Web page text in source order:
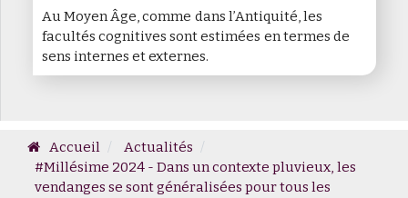
Au Moyen Âge, comme dans l’Antiquité, les
facultés cognitives sont estimées en termes de
sens internes et externes.
Accueil
Actualités
#Millésime 2024 - Dans un contexte pluvieux, les
vendanges se sont généralisées pour tous les